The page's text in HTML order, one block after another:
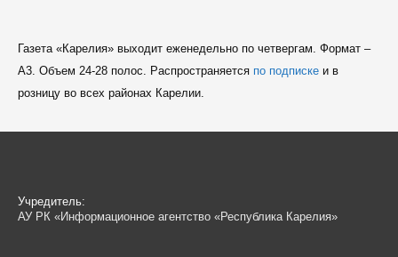
Газета «Карелия» выходит еженедельно по четвергам. Формат –
A3. Объем 24-28 полос. Распространяется по подпискеи в
розницу во всех районах Карелии.
Учредитель:
АУ РК «Информационное агентство «Республика Карелия»